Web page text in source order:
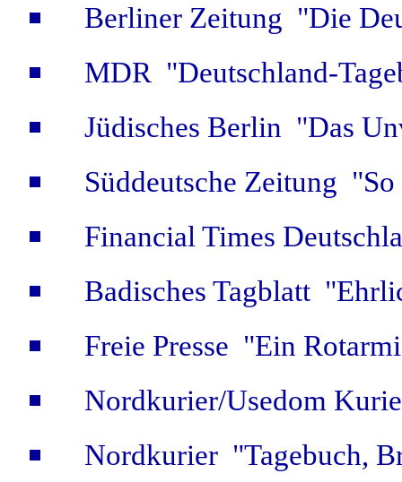
Berliner Zeitung "Die
MDR "Deutschland-
Jüdisches Berlin "Das
Süddeutsche Zeitung
Financial Times
Badisches Tagblatt
Freie Presse "Ein
Nordkurier/Usedom
Nordkurier "Tagebuch,